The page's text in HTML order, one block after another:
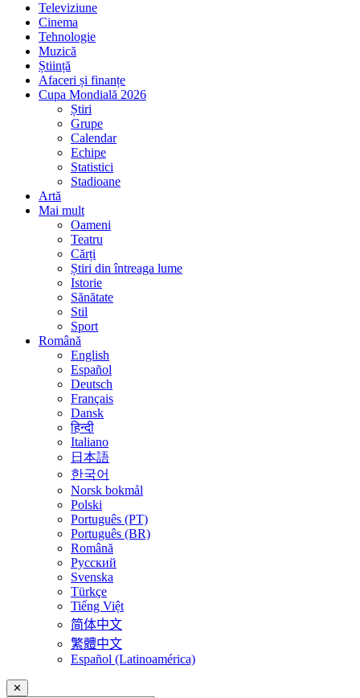
Televiziune
Cinema
Tehnologie
Muzică
Știință
Afaceri și finanțe
Cupa Mondială 2026
Știri
Grupe
Calendar
Echipe
Statistici
Stadioane
Artă
Mai mult
Oameni
Teatru
Cărți
Știri din întreaga lume
Istorie
Sănătate
Stil
Sport
Română
English
Español
Deutsch
Français
Dansk
हिन्दी
Italiano
日本語
한국어
Norsk bokmål
Polski
Português (PT)
Português (BR)
Română
Русский
Svenska
Türkçe
Tiếng Việt
简体中文
繁體中文
Español (Latinoamérica)
✕